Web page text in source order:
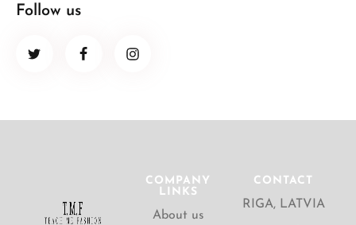
Follow us
COMPANY
LINKS
About us
CONTACT
RIGA, LATVIA